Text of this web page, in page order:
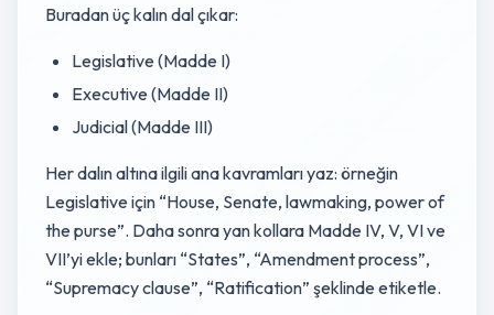
Buradan üç kalın dal çıkar:
Legislative (Madde I)
Executive (Madde II)
Judicial (Madde III)
Her dalın altına ilgili ana kavramları yaz: örneğin
Legislative için “House, Senate, lawmaking, power of
the purse”. Daha sonra yan kollara Madde IV, V, VI ve
VII’yi ekle; bunları “States”, “Amendment process”,
“Supremacy clause”, “Ratification” şeklinde etiketle.